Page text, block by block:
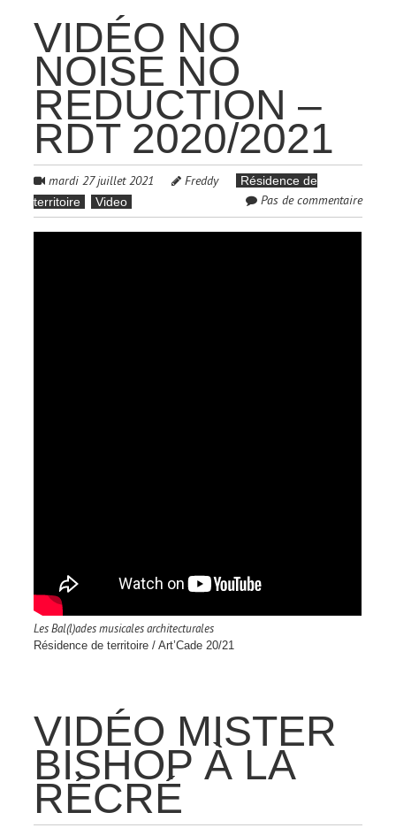
VIDÉO NO
NOISE NO
REDUCTION –
RDT 2020/2021
mardi 27 juillet 2021 Freddy
Résidence de
territoire
Video Pas de commentaire
Les Bal(l)ades musicales architecturales
Résidence de territoire / Art’Cade 20/21
VIDÉO MISTER
BISHOP À LA
RÉCRÉ